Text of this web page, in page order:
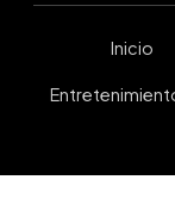
Inicio